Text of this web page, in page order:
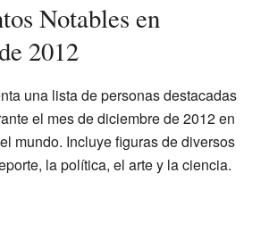
Notables en
2012
una lista de personas destacadas
el mes de diciembre de 2012 en
mundo. Incluye figuras de diversos
la política, el arte y la ciencia.